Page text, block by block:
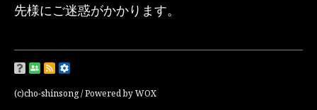
先様にご迷惑がかかります。
(c)cho-shinsong /Powered by WOX